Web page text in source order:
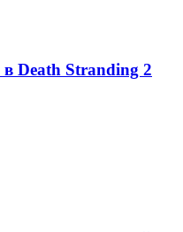
Death Stranding 2